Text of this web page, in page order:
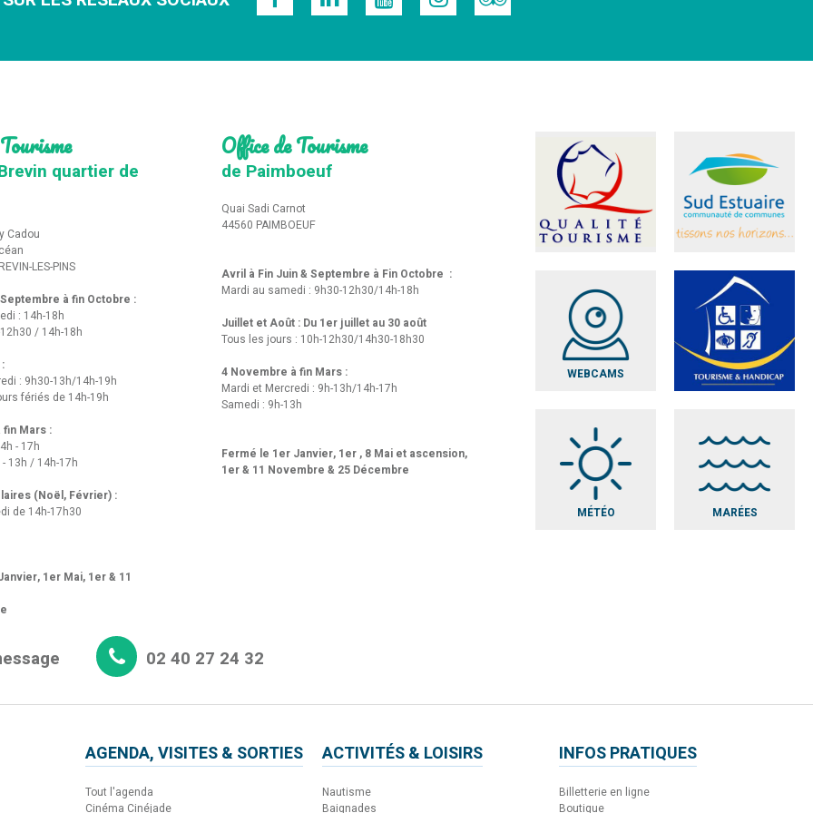
quartier de
Cadou
LES-PINS
à fin Octobre :
: 14h-18h
/ 14h-18h
: 9h30-13h/14h-19h
fériés de 14h-19h
Mars :
- 17h
13h / 14h-17h
(Noël, Février) :
de 14h-17h30
1er Mai, 1er & 11
Office de Tourisme
de Paimboeuf
Quai Sadi Carnot
44560 PAIMBOEUF
Avril à Fin Juin & Septembre à Fin Octobre :
Mardi au samedi : 9h30-12h30/14h-18h
Juillet et Août : Du 1er juillet au 30 août
Tous les jours : 10h-12h30/14h30-18h30
4 Novembre à fin Mars :
Mardi et Mercredi : 9h-13h/14h-17h
Samedi : 9h-13h
Fermé le 1er Janvier, 1er , 8 Mai et ascension,
1er & 11 Novembre & 25 Décembre
WEBCAMS
MÉTÉO MARÉES
02 40 27 24 32
AGENDA, VISITES & SORTIES
Tout l'agenda
Cinéma Cinéjade
ACTIVITÉS & LOISIRS
Nautisme
Baignades
INFOS PRATIQUES
Billetterie en ligne
Boutique